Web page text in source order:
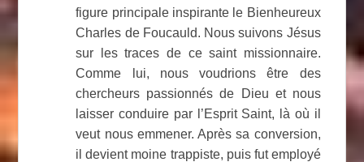
figure principale inspirante le Bienheureux
Charles de Foucauld. Nous suivons Jésus
sur les traces de ce saint missionnaire.
Comme lui, nous voudrions être des
chercheurs passionnés de Dieu et nous
laisser conduire par l’Esprit Saint, là où il
veut nous emmener. Après sa conversion,
il devient moine trappiste, puis fut employé